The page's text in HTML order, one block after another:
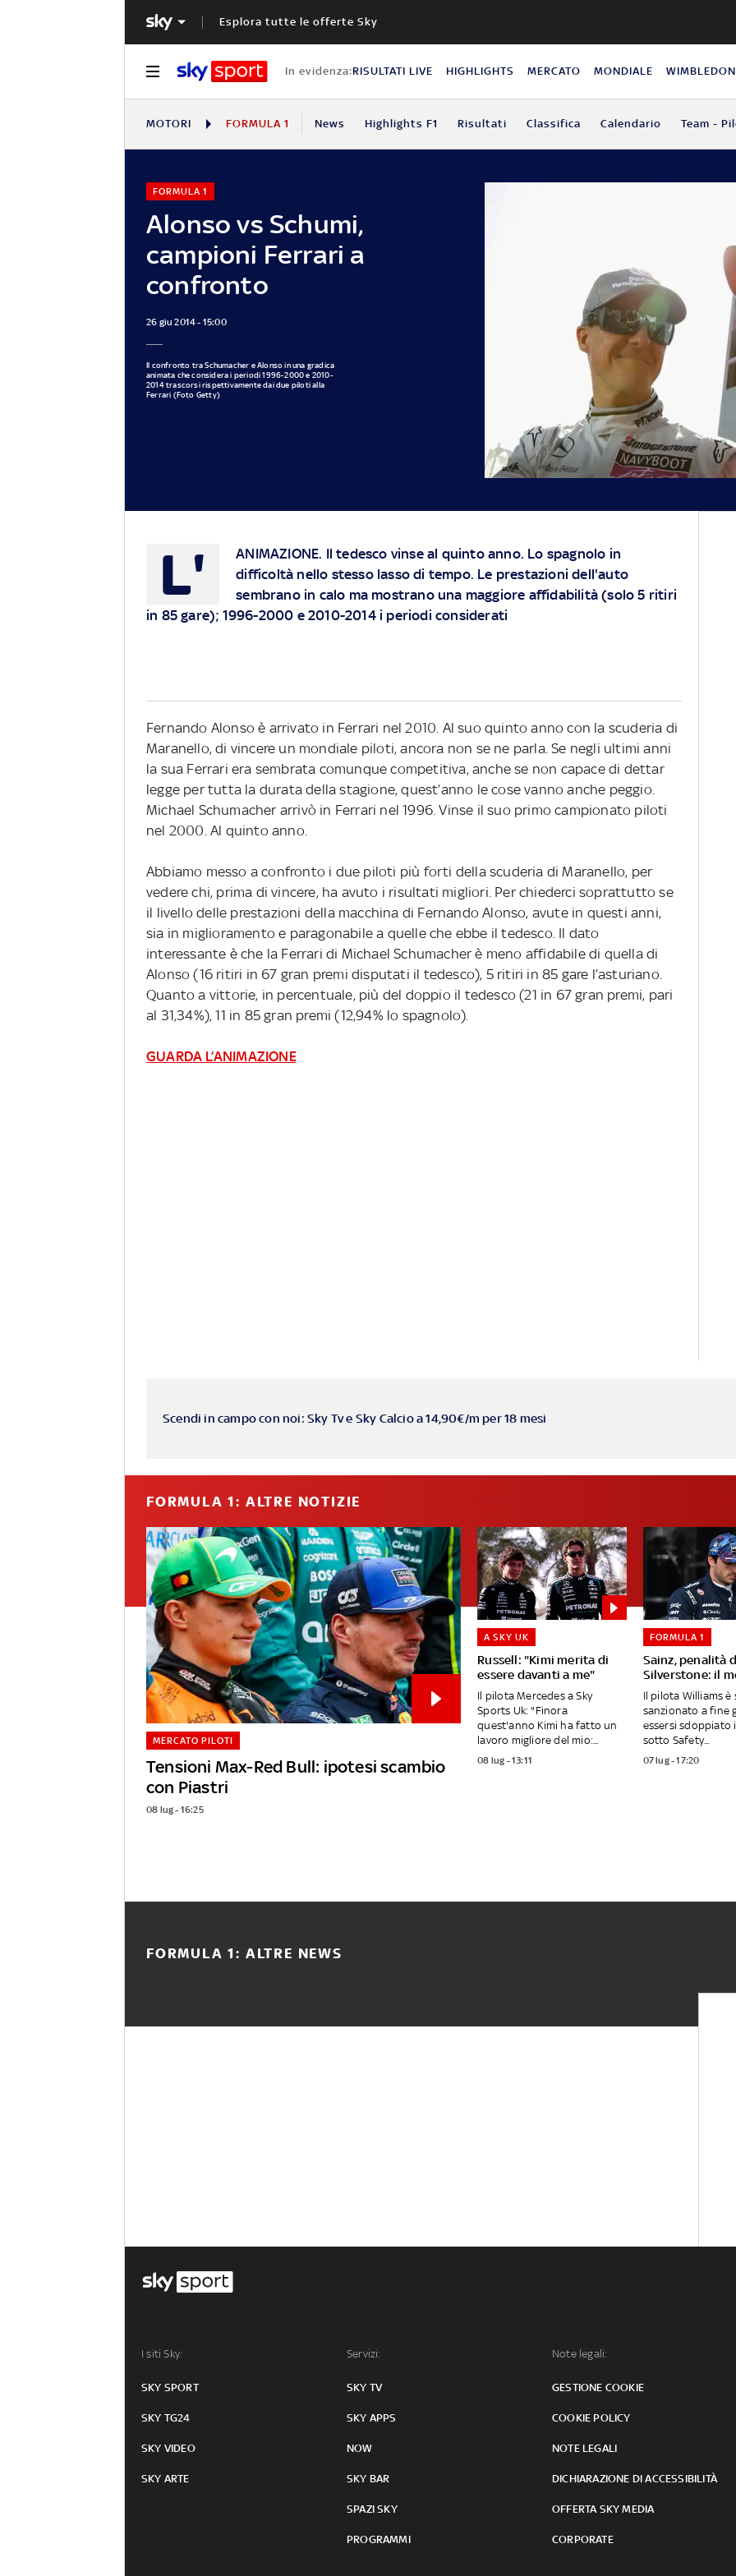
Esplora tutte le offerte Sky
In evidenza:RISULTATI LIVE HIGHLIGHTS MERCATO MONDIALE WIMBLEDON
MOTORI FORMULA 1 News Highlights F1 Risultati Classifica Calendario Team -
Alonso vs Schumi,
campioni Ferrari a
confronto
FORMULA 1
26 giu 2014 - 15:00
Il confronto tra Schumacher e Alonso in una gradica
animata che considera i periodi 1996-2000 e 2010-
2014 trascorsi rispettivamente dai due piloti alla
Ferrari (Foto Getty)
L' ANIMAZIONE. Il tedesco vinse al quinto anno. Lo spagnolo in
difficoltà nello stesso lasso di tempo. Le prestazioni dell'auto
sembrano in calo ma mostrano una maggiore affidabilità (solo 5 ritiri
in 85 gare); 1996-2000 e 2010-2014 i periodi considerati
Fernando Alonso è arrivato in Ferrari nel 2010. Al suo quinto anno con la scuderia di
Maranello, di vincere un mondiale piloti, ancora non se ne parla. Se negli ultimi anni
la sua Ferrari era sembrata comunque competitiva, anche se non capace di dettar
legge per tutta la durata della stagione, quest’anno le cose vanno anche peggio.
Michael Schumacher arrivò in Ferrari nel 1996. Vinse il suo primo campionato piloti
nel 2000. Al quinto anno.
Abbiamo messo a confronto i due piloti più forti della scuderia di Maranello, per
vedere chi, prima di vincere, ha avuto i risultati migliori. Per chiederci soprattutto se
il livello delle prestazioni della macchina di Fernando Alonso, avute in questi anni,
sia in miglioramento e paragonabile a quelle che ebbe il tedesco. Il dato
interessante è che la Ferrari di Michael Schumacher è meno affidabile di quella di
Alonso (16 ritiri in 67 gran premi disputati il tedesco), 5 ritiri in 85 gare l’asturiano.
Quanto a vittorie, in percentuale, più del doppio il tedesco (21 in 67 gran premi, pari
al 31,34%), 11 in 85 gran premi (12,94% lo spagnolo).
GUARDA L’ANIMAZIONE
Scendi in campo con noi: Sky Tv e Sky Calcio a 14,90€/m per 18 mesi
FORMULA 1: ALTRE NOTIZIE
Tensioni Max-Red Bull: ipotesi scambio
con Piastri
MERCATO PILOTI
08 lug - 16:25
Russell: "Kimi merita di
essere davanti a me"
A SKY UK
Il pilota Mercedes a Sky
Sports Uk: "Finora
quest'anno Kimi ha fatto un
lavoro migliore del mio:...
08 lug - 13:11
Sainz, penalità
Silverstone: il
FORMULA 1
Il pilota Williams è
sanzionato a fine
essersi sdoppiato
sotto Safety...
07 lug - 17:20
FORMULA 1: ALTRE NEWS
I siti Sky:
SKY SPORT
SKY TG24
SKY VIDEO
SKY ARTE
Servizi:
SKY TV
SKY APPS
NOW
SKY BAR
SPAZI SKY
PROGRAMMI
Note legali:
GESTIONE COOKIE
COOKIE POLICY
NOTE LEGALI
DICHIARAZIONE DI ACCESSIBILITÀ
OFFERTA SKY MEDIA
CORPORATE